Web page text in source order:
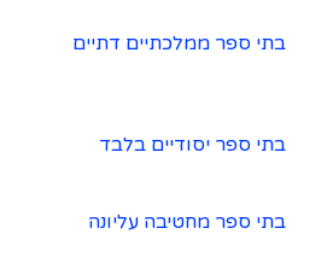
בתי ספר ממלכתיים דתיים
בתי ספר יסודיים בלבד
בתי ספר מחטיבה עליונה